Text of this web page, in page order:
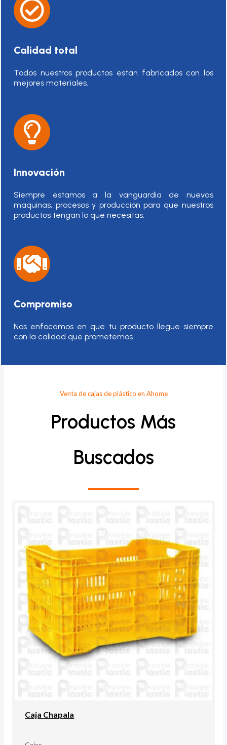
Calidad total
Todos nuestros productos están fabricados con los
mejores materiales.
Innovación
Siempre estamos a la vanguardia de nuevas
maquinas, procesos y producción para que nuestros
productos tengan lo que necesitas.
Compromiso
Nos enfocamos en que tu producto llegue siempre
con la calidad que prometemos.
Venta de cajas de plástico en Ahome
Productos Más
Buscados
Caja Chapala